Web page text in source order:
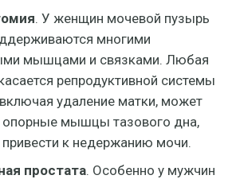
. У женщин мочевой пузырь
многими
мышцами и связками. Любая
репродуктивной системы
удаление матки, может
опорные мышцы тазового дна,
к недержанию мочи.
простата. Особенно у мужчин